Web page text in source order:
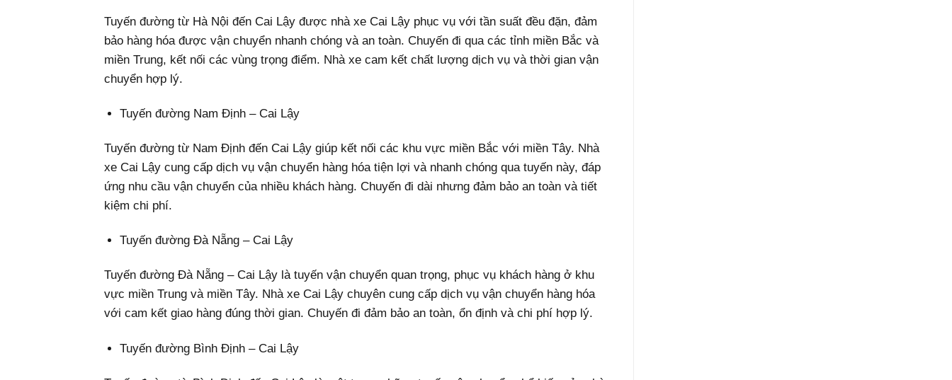
Tuyến đường từ Hà Nội đến Cai Lậy được nhà xe Cai Lậy phục vụ với tần suất đều đặn, đảm
bảo hàng hóa được vận chuyển nhanh chóng và an toàn. Chuyến đi qua các tỉnh miền Bắc và
miền Trung, kết nối các vùng trọng điểm. Nhà xe cam kết chất lượng dịch vụ và thời gian vận
chuyển hợp lý.
Tuyến đường Nam Định – Cai Lậy
Tuyến đường từ Nam Định đến Cai Lậy giúp kết nối các khu vực miền Bắc với miền Tây. Nhà
xe Cai Lậy cung cấp dịch vụ vận chuyển hàng hóa tiện lợi và nhanh chóng qua tuyến này, đáp
ứng nhu cầu vận chuyển của nhiều khách hàng. Chuyến đi dài nhưng đảm bảo an toàn và tiết
kiệm chi phí.
Tuyến đường Đà Nẵng – Cai Lậy
Tuyến đường Đà Nẵng – Cai Lậy là tuyến vận chuyển quan trọng, phục vụ khách hàng ở khu
vực miền Trung và miền Tây. Nhà xe Cai Lậy chuyên cung cấp dịch vụ vận chuyển hàng hóa
với cam kết giao hàng đúng thời gian. Chuyến đi đảm bảo an toàn, ổn định và chi phí hợp lý.
Tuyến đường Bình Định – Cai Lậy